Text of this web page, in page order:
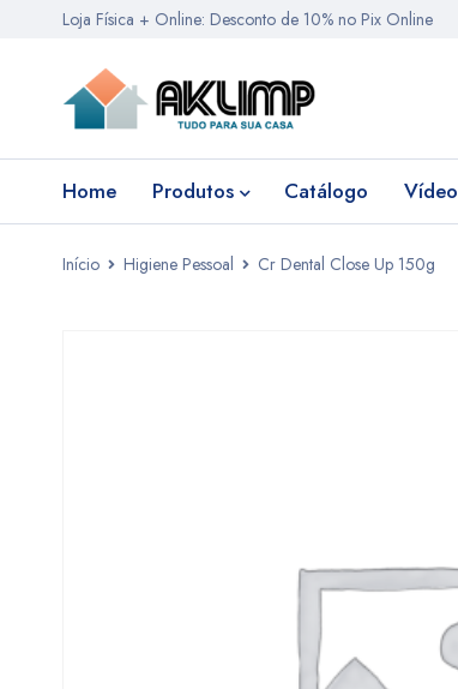
Loja Física + Online: Desconto de 10% no Pix Online
Home Produtos Catálogo
Início Higiene Pessoal Cr Dental Close Up 150g